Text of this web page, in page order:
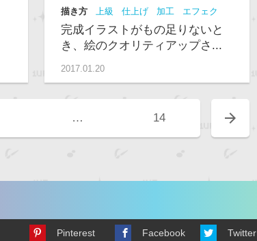
描き方 上級 仕上げ 加工
エフェク
ト
講座
完成イラストがもの足りないと
き、絵のクオリティアップさ...
2017.01.20
… 14 arrow_forward
Pinterest Facebook Twitter